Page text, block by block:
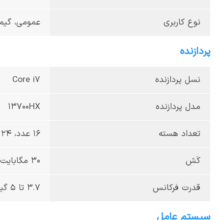
نوع کاربری عمومی،
پردازنده
نسل پردازنده Core i7
مدل پردازنده 13700HX
تعداد هسته 16 عدد، 24 عدد ترد
کَش 30 مگابایت
قدرت فرکانس 3.7 تا 5 گیگاهرتز
سیستم عامل